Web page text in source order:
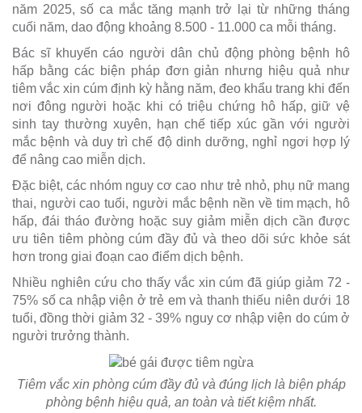
năm 2025, số ca mắc tăng mạnh trở lại từ những tháng
cuối năm, dao động khoảng 8.500 - 11.000 ca mỗi tháng.
Bác sĩ khuyến cáo người dân chủ động phòng bệnh hô
hấp bằng các biện pháp đơn giản nhưng hiệu quả như
tiêm vắc xin cúm định kỳ hằng năm, đeo khẩu trang khi đến
nơi đông người hoặc khi có triệu chứng hô hấp, giữ vệ
sinh tay thường xuyên, hạn chế tiếp xúc gần với người
mắc bệnh và duy trì chế độ dinh dưỡng, nghỉ ngơi hợp lý
để nâng cao miễn dịch.
Đặc biệt, các nhóm nguy cơ cao như trẻ nhỏ, phụ nữ mang
thai, người cao tuổi, người mắc bệnh nền về tim mạch, hô
hấp, đái tháo đường hoặc suy giảm miễn dịch cần được
ưu tiên tiêm phòng cúm đầy đủ và theo dõi sức khỏe sát
hơn trong giai đoạn cao điểm dịch bệnh.
Nhiều nghiên cứu cho thấy vắc xin cúm đã giúp giảm 72 -
75% số ca nhập viện ở trẻ em và thanh thiếu niên dưới 18
tuổi, đồng thời giảm 32 - 39% nguy cơ nhập viện do cúm ở
người trưởng thành.
Tiêm vắc xin phòng cúm đầy đủ và đúng lịch là biện pháp
phòng bệnh hiệu quả, an toàn và tiết kiệm nhất.